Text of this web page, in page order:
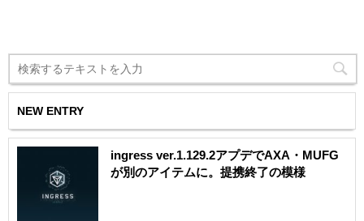
NEW ENTRY
ingress ver.1.129.2アプデでAXA・MUFG
が別のアイテムに。提携終了の模様